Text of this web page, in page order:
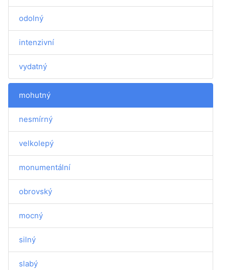
odolný
intenzivní
vydatný
mohutný
nesmírný
velkolepý
monumentální
obrovský
mocný
silný
slabý